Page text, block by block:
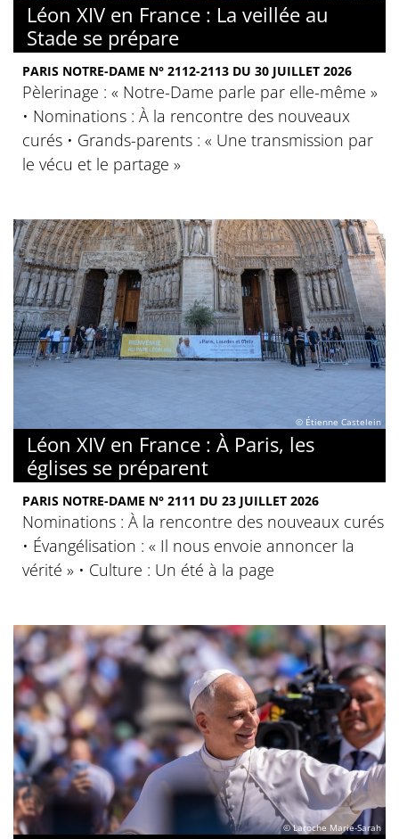
Léon XIV en France : La veillée au
Stade se prépare
PARIS NOTRE-DAME N° 2112-2113 DU 30 JUILLET 2026
Pèlerinage : « Notre-Dame parle par elle-même »
• Nominations : À la rencontre des nouveaux
curés • Grands-parents : « Une transmission par
le vécu et le partage »
© Étienne Castelein
Léon XIV en France : À Paris, les
églises se préparent
PARIS NOTRE-DAME N° 2111 DU 23 JUILLET 2026
Nominations : À la rencontre des nouveaux curés
• Évangélisation : « Il nous envoie annoncer la
vérité » • Culture : Un été à la page
© Laroche Marie-Sarah